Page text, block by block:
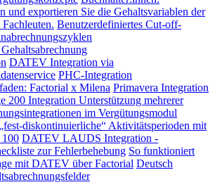
und exportieren Sie die Gehaltsvariablen der
Benutzerdefiniertes Cut-off-
DATEV Integration via
PHC-Integration
Factorial x Milena Primavera Integration
200 Integration Unterstützung mehrerer
im Vergütungsmodul
diskontinuierliche“ Aktivitätsperioden mit
100 DATEV LAUDS Integration -
zur Fehlerbehebung So funktioniert
mit DATEV über Factorial Deutsch